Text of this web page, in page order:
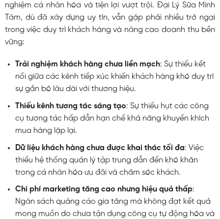
nghiệm cá nhân hóa và tiện lợi vượt trội. Đại Lý Sữa Minh
Tâm, dù đã xây dựng uy tín, vẫn gặp phải nhiều trở ngại
trong việc duy trì khách hàng và nâng cao doanh thu bền
vững:
Trải nghiệm khách hàng chưa liền mạch: Sự thiếu kết
nối giữa các kênh tiếp xúc khiến khách hàng khó duy trì
sự gắn bó lâu dài với thương hiệu.
Thiếu kênh tương tác sáng tạo: Sự thiếu hụt các công
cụ tương tác hấp dẫn hạn chế khả năng khuyến khích
mua hàng lặp lại.
Dữ liệu khách hàng chưa được khai thác tối đa: Việc
thiếu hệ thống quản lý tập trung dẫn đến khó khăn
trong cá nhân hóa ưu đãi và chăm sóc khách.
Chi phí marketing tăng cao nhưng hiệu quả thấp:
Ngân sách quảng cáo gia tăng mà không đạt kết quả
mong muốn do chưa tận dụng công cụ tự động hóa và